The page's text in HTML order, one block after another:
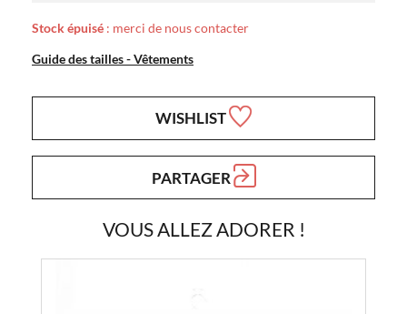
Stock épuisé : merci de nous contacter
Guide des tailles - Vêtements
WISHLIST
PARTAGER
VOUS ALLEZ ADORER !